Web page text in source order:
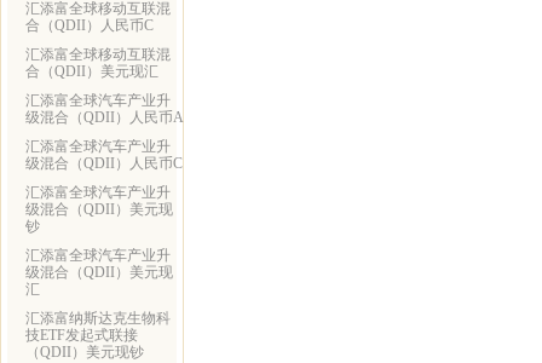
汇添富全球移动互联混
合（QDII）人民币C
汇添富全球移动互联混
合（QDII）美元现汇
汇添富全球汽车产业升
级混合（QDII）人民币A
汇添富全球汽车产业升
级混合（QDII）人民币C
汇添富全球汽车产业升
级混合（QDII）美元现
钞
汇添富全球汽车产业升
级混合（QDII）美元现
汇
汇添富纳斯达克生物科
技ETF发起式联接
（QDII）美元现钞